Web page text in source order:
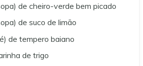
de cheiro-verde bem picado
de suco de limão
de tempero baiano
de trigo